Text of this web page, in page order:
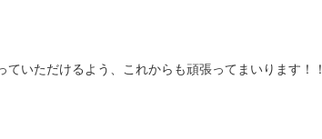
いただけるよう、これからも頑張ってまいります！！